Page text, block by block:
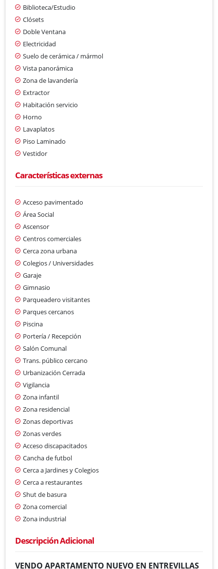
Biblioteca/Estudio
Clósets
Doble Ventana
Electricidad
Suelo de cerámica / mármol
Vista panorámica
Zona de lavandería
Extractor
Habitación servicio
Horno
Lavaplatos
Piso Laminado
Vestidor
Características externas
Acceso pavimentado
Área Social
Ascensor
Centros comerciales
Cerca zona urbana
Colegios / Universidades
Garaje
Gimnasio
Parqueadero visitantes
Parques cercanos
Piscina
Portería / Recepción
Salón Comunal
Trans. público cercano
Urbanización Cerrada
Vigilancia
Zona infantil
Zona residencial
Zonas deportivas
Zonas verdes
Acceso discapacitados
Cancha de futbol
Cerca a Jardines y Colegios
Cerca a restaurantes
Shut de basura
Zona comercial
Zona industrial
Descripción Adicional
VENDO APARTAMENTO NUEVO EN ENTREVILLAS